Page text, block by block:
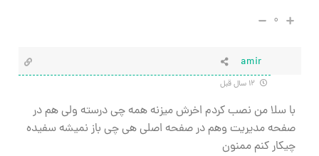
۰
amir
با سلا من نصب کردم اخرش میزنه همه چی درسته ولی هم در
صفحه مدیریت وهم در صفحه اصلی هی چی باز نمیشه سفیده
چیکار کنم ممنون